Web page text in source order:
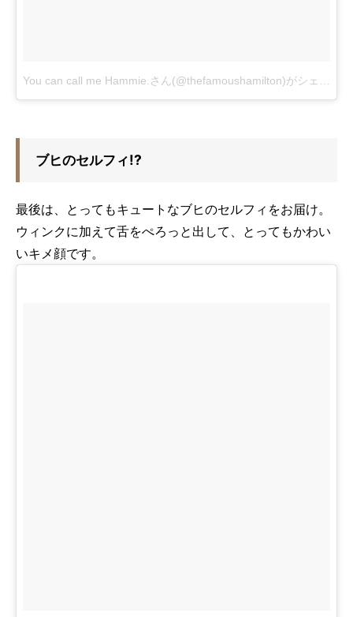
You can call me Hammie.さん(@thefamoushamilton)がシェアした投稿
ブヒのセルフィ!?
最後は、とってもキュートなブヒのセルフィをお届け。
ウィンクに加えて舌をぺろっと出して、とってもかわい
いキメ顔です。